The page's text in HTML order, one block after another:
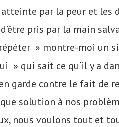
atteinte par la peur et
pris par la main
» montre-moi un
» qui sait ce qu’il y a
garde contre le fait de
solution à nos
nous voulons tout et